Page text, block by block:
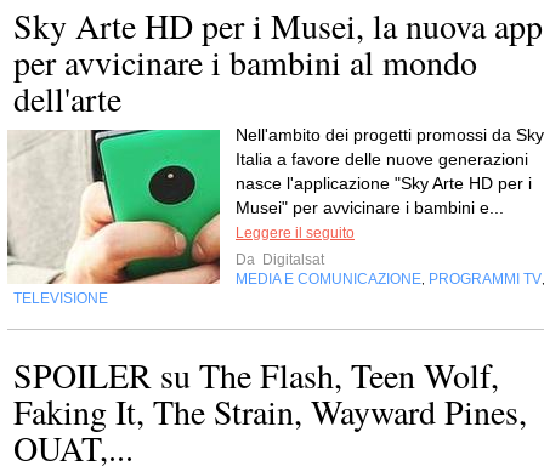
Sky Arte HD per i Musei, la nuova app
per avvicinare i bambini al mondo
dell'arte
Nell'ambito dei progetti promossi da Sky
Italia a favore delle nuove generazioni
nasce l'applicazione "Sky Arte HD per i
Musei" per avvicinare i bambini e...
Leggere il seguito
Da Digitalsat
MEDIA E COMUNICAZIONE PROGRAMMI TV
TELEVISIONE
SPOILER su The Flash, Teen Wolf,
Faking It, The Strain, Wayward Pines,
OUAT,...